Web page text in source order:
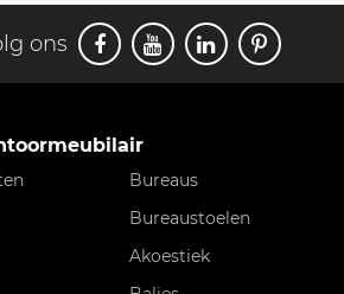
ons
Bureaus
Bureaustoelen
Akoestiek